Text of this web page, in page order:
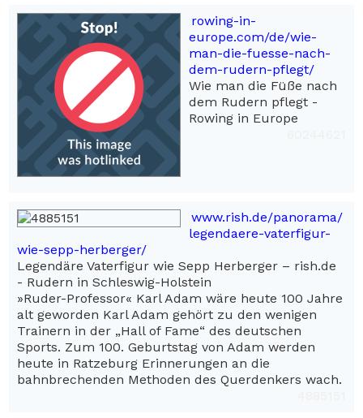
rowing-in-
europe.com/de/wie-
man-die-fuesse-nach-
dem-rudern-pflegt/
Wie man die Füße nach
dem Rudern pflegt -
Rowing in Europe
www.rish.de/panorama/
legendaere-vaterfigur-
wie-sepp-herberger/
Legendäre Vaterfigur wie Sepp Herberger – rish.de
- Rudern in Schleswig-Holstein
»Ruder-Professor« Karl Adam wäre heute 100 Jahre
alt geworden Karl Adam gehört zu den wenigen
Trainern in der „Hall of Fame“ des deutschen
Sports. Zum 100. Geburtstag von Adam werden
heute in Ratzeburg Erinnerungen an die
bahnbrechenden Methoden des Querdenkers wach.